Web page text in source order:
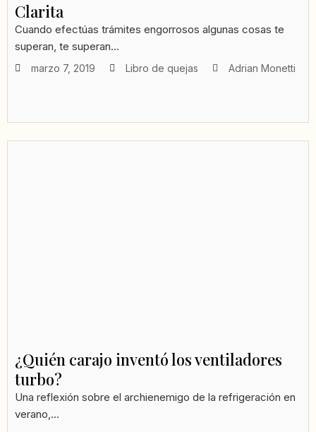
Clarita
Cuando efectúas trámites engorrosos algunas cosas te
superan, te superan...
marzo 7, 2019 Libro de quejas Adrian Monetti
¿Quién carajo inventó los ventiladores
turbo?
Una reflexión sobre el archienemigo de la refrigeración en
verano,...